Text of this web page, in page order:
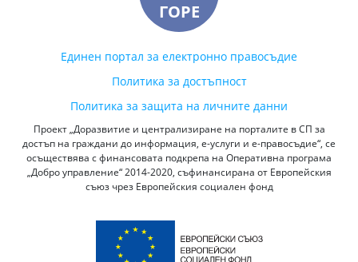
ГОРЕ
Единен портал за електронно правосъдие
Политика за достъпност
Политика за защита на личните данни
Проект „Доразвитие и централизиране на порталите в СП за
достъп на граждани до информация, е-услуги и е-правосъдие“, се
осъществява с финансовата подкрепа на Оперативна програма
„Добро управление“ 2014-2020, съфинансирана от Европейския
съюз чрез Европейския социален фонд